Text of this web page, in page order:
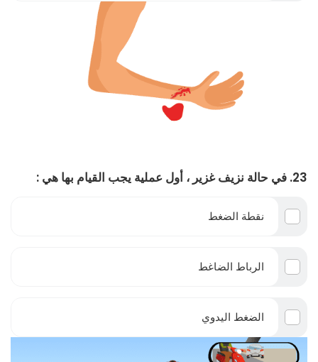
23. في حالة نزيف غزير ، أول عملية يجب القيام بها هي :
نقطة الضغط
الرباط الضاغط
الضغط اليدوي